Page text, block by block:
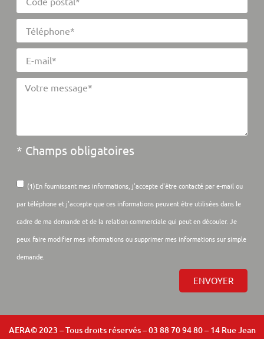
* Champs obligatoires
(1)En fournissant mes informations, j'accepte d'être contacté par e-mail ou
par téléphone et j'accepte que ces informations peuvent être utilisées dans le
cadre de ma demande et de la relation commerciale qui peut en découler. Je
peux faire modifier mes informations ou supprimer mes informations sur simple
demande.
ENVOYER
AERA© 2023 – Tous droits réservés – 03 88 70 94 80 – 14 Rue Jean